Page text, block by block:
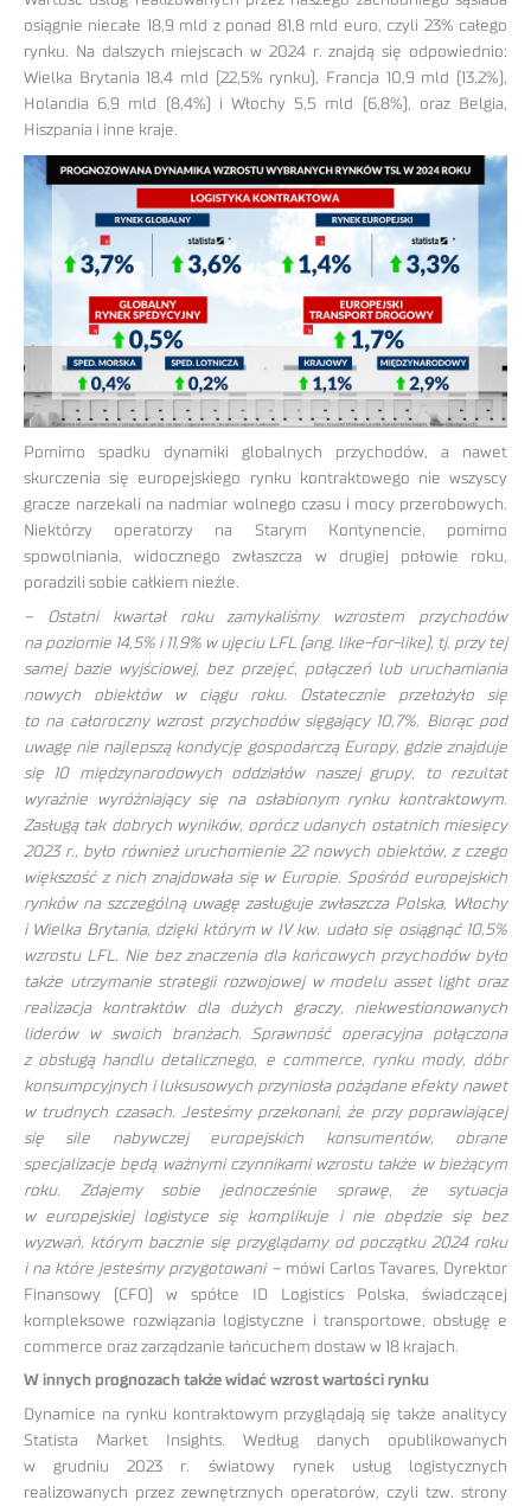
osiągnie niecałe 18,9 mld z ponad 81,8 mld euro, czyli 23% całego
rynku. Na dalszych miejscach w 2024 r. znajdą się odpowiednio:
Wielka Brytania 18,4 mld (22,5% rynku), Francja 10,9 mld (13,2%),
Holandia 6,9 mld (8,4%) i Włochy 5,5 mld (6,8%), oraz Belgia,
Hiszpania i inne kraje.
Pomimo spadku dynamiki globalnych przychodów, a nawet
skurczenia się europejskiego rynku kontraktowego nie wszyscy
gracze narzekali na nadmiar wolnego czasu i mocy przerobowych.
Niektórzy operatorzy na Starym Kontynencie, pomimo
spowolniania, widocznego zwłaszcza w drugiej połowie roku,
poradzili sobie całkiem nieźle.
– Ostatni kwartał roku zamykaliśmy wzrostem przychodów
na poziomie 14,5% i 11,9% w ujęciu LFL (ang. like-for-like), tj. przy tej
samej bazie wyjściowej, bez przejęć, połączeń lub uruchamiania
nowych obiektów w ciągu roku. Ostatecznie przełożyło się
to na całoroczny wzrost przychodów sięgający 10,7%. Biorąc pod
uwagę nie najlepszą kondycję gospodarczą Europy, gdzie znajduje
się 10 międzynarodowych oddziałów naszej grupy, to rezultat
wyraźnie wyróżniający się na osłabionym rynku kontraktowym.
Zasługą tak dobrych wyników, oprócz udanych ostatnich miesięcy
2023 r., było również uruchomienie 22 nowych obiektów, z czego
większość z nich znajdowała się w Europie. Spośród europejskich
rynków na szczególną uwagę zasługuje zwłaszcza Polska, Włochy
i Wielka Brytania, dzięki którym w IV kw. udało się osiągnąć 10,5%
wzrostu LFL. Nie bez znaczenia dla końcowych przychodów było
także utrzymanie strategii rozwojowej w modelu asset light oraz
realizacja kontraktów dla dużych graczy, niekwestionowanych
liderów w swoich branżach. Sprawność operacyjna połączona
z obsługą handlu detalicznego, e commerce, rynku mody, dóbr
konsumpcyjnych i luksusowych przyniosła pożądane efekty nawet
w trudnych czasach. Jesteśmy przekonani, że przy poprawiającej
się sile nabywczej europejskich konsumentów, obrane
specjalizacje będą ważnymi czynnikami wzrostu także w bieżącym
roku. Zdajemy sobie jednocześnie sprawę, że sytuacja
w europejskiej logistyce się komplikuje i nie obędzie się bez
wyzwań, którym bacznie się przyglądamy od początku 2024 roku
i na które jesteśmy przygotowani –mówi Carlos Tavares, Dyrektor
Finansowy (CFO) w spółce ID Logistics Polska, świadczącej
kompleksowe rozwiązania logistyczne i transportowe, obsługę e
commerce oraz zarządzanie łańcuchem dostaw w 18 krajach.
W innych prognozach także widać wzrost wartości rynku
Dynamice na rynku kontraktowym przyglądają się także analitycy
Statista Market Insights. Według danych opublikowanych
w grudniu 2023 r. światowy rynek usług logistycznych
realizowanych przez zewnętrznych operatorów, czyli tzw. strony